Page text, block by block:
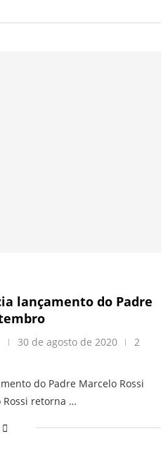
lançamento do Padre
30 de agosto de 2020
2
do Padre Marcelo Rossi
Rossi retorna …